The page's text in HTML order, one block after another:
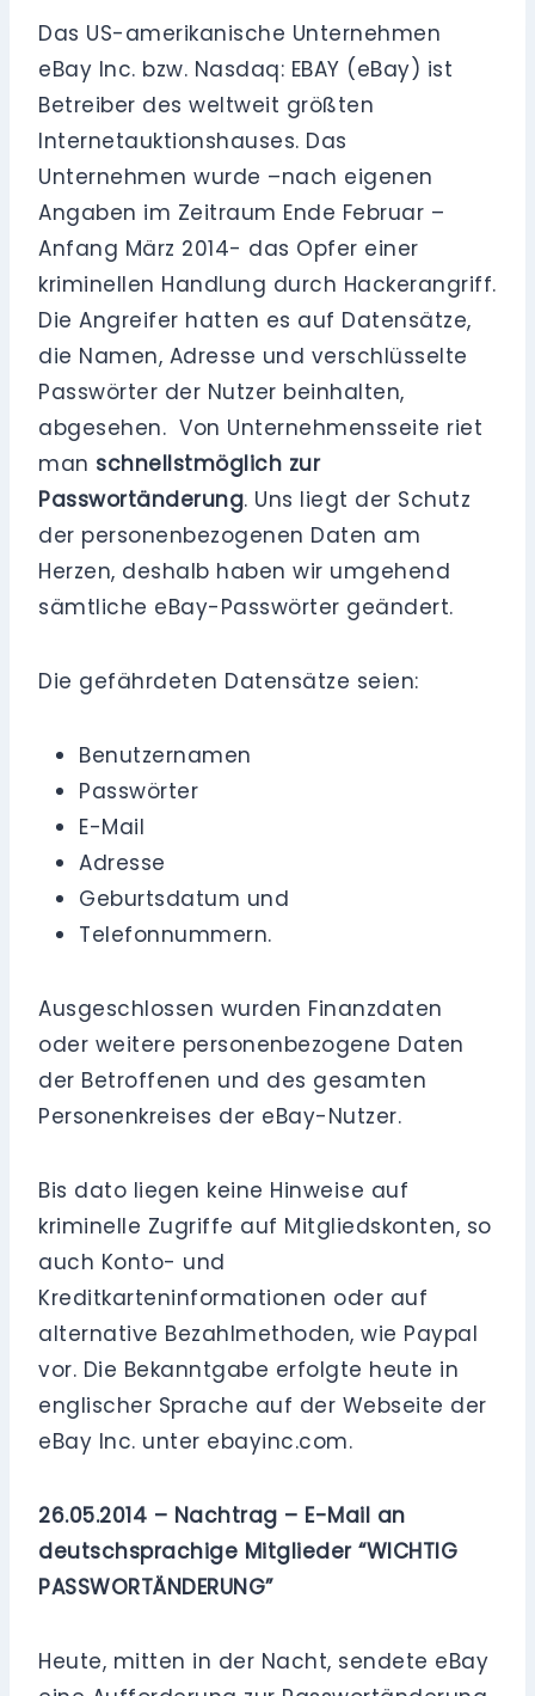
Das US-amerikanische Unternehmen
eBay Inc. bzw. Nasdaq: EBAY (eBay) ist
Betreiber des weltweit größten
Internetauktionshauses. Das
Unternehmen wurde –nach eigenen
Angaben im Zeitraum Ende Februar –
Anfang März 2014- das Opfer einer
kriminellen Handlung durch Hackerangriff.
Die Angreifer hatten es auf Datensätze,
die Namen, Adresse und verschlüsselte
Passwörter der Nutzer beinhalten,
abgesehen. Von Unternehmensseite riet
man schnellstmöglich zur
Passwortänderung. Uns liegt der Schutz
der personenbezogenen Daten am
Herzen, deshalb haben wir umgehend
sämtliche eBay-Passwörter geändert.
Die gefährdeten Datensätze seien:
Benutzernamen
Passwörter
E-Mail
Adresse
Geburtsdatum und
Telefonnummern.
Ausgeschlossen wurden Finanzdaten
oder weitere personenbezogene Daten
der Betroffenen und des gesamten
Personenkreises der eBay-Nutzer.
Bis dato liegen keine Hinweise auf
kriminelle Zugriffe auf Mitgliedskonten, so
auch Konto- und
Kreditkarteninformationen oder auf
alternative Bezahlmethoden, wie Paypal
vor. Die Bekanntgabe erfolgte heute in
englischer Sprache auf der Webseite der
eBay Inc. unter ebayinc.com.
26.05.2014 – Nachtrag – E-Mail an
deutschsprachige Mitglieder “WICHTIG
PASSWORTÄNDERUNG”
Heute, mitten in der Nacht, sendete eBay